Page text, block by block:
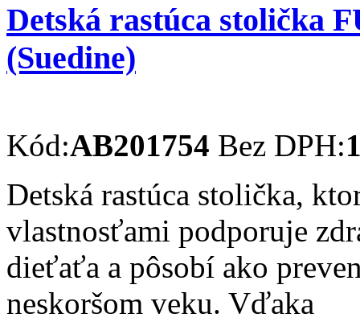
Detská rastúca stolička
(Suedine)
Kód:AB201754 Bez DPH:
Detská rastúca stolička,
vlastnosťami podporuje
dieťaťa a pôsobí ako
neskoršom veku. Vďaka